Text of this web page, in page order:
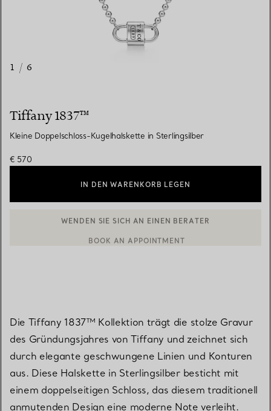
1 / 6
Tiffany 1837™
Kleine Doppelschloss-Kugelhalskette in Sterlingsilber
€ 570
IN DEN WARENKORB LEGEN
Die Tiffany 1837™ Kollektion trägt die stolze Gravur
des Gründungsjahres von Tiffany und zeichnet sich
durch elegante geschwungene Linien und Konturen
aus. Diese Halskette in Sterlingsilber besticht mit
einem doppelseitigen Schloss, das diesem traditionell
anmutenden Design eine moderne Note verleiht.